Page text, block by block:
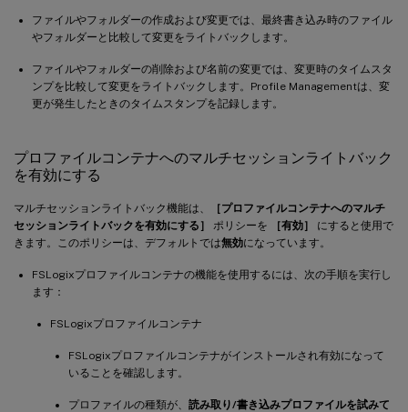
ファイルやフォルダーの作成および変更では、最終書き込み時のファイル
やフォルダーと比較して変更をライトバックします。
ファイルやフォルダーの削除および名前の変更では、変更時のタイムスタ
ンプを比較して変更をライトバックします。Profile Managementは、変
更が発生したときのタイムスタンプを記録します。
プロファイルコンテナへのマルチセッションライトバック
を有効にする
マルチセッションライトバック機能は、
［プロファイルコンテナへのマルチ
セッションライトバックを有効にする］
ポリシーを ［有効］
にすると使用で
きます。このポリシーは、デフォルトでは無効になっています。
FSLogixプロファイルコンテナの機能を使用するには、次の手順を実行し
ます：
FSLogixプロファイルコンテナ
FSLogixプロファイルコンテナがインストールされ有効になって
いることを確認します。
プロファイルの種類が、 読み取り/書き込みプロファイルを試みて